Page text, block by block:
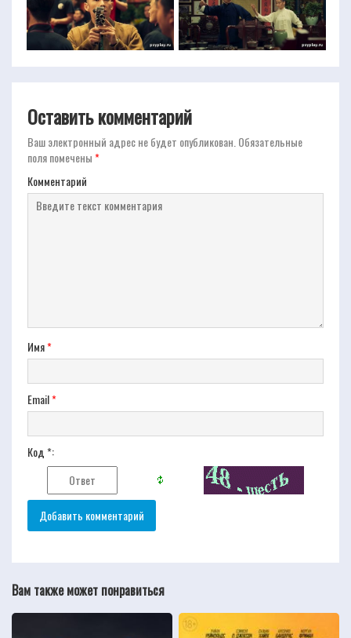
Оставить комментарий
Ваш электронный адрес не будет опубликован. Обязательные
поля помечены*
Комментарий
Имя*
Email*
Код *:
Вам также может понравиться